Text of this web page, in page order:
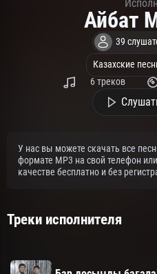
Айбат
39
Казахские
6 треков
У нас вы можете скачать все
формате MP3 на свой телефон
качестве бесплатно и без
Треки исполнителя